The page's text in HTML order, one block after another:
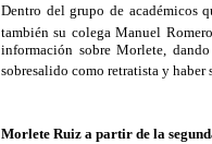
Dentro del grupo de académicos
también su colega Manuel
información sobre Morlete,
sobresalido como retratista y haber
Morlete Ruiz a partir de la